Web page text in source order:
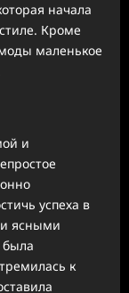
начала
Кроме
маленькое
и
успеха в
ясными
к